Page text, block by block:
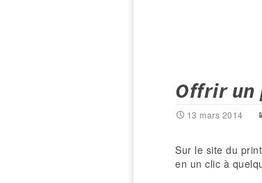
Offrir un
13 mars 2014
Sur le site du
en un clic à